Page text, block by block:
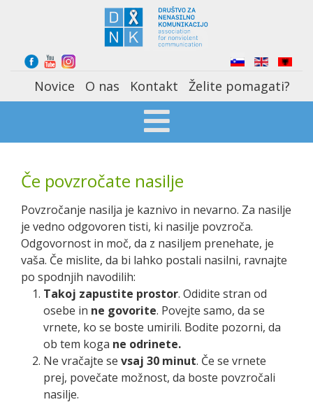
Select your language
Novice O nas Kontakt Želite pomagati?
Če povzročate nasilje
Povzročanje nasilja je kaznivo in nevarno. Za nasilje
je vedno odgovoren tisti, ki nasilje povzroča.
Odgovornost in moč, da z nasiljem prenehate, je
vaša. Če mislite, da bi lahko postali nasilni, ravnajte
po spodnjih navodilih:
Takoj zapustite prostor. Odidite stran od
osebe in ne govorite. Povejte samo, da se
vrnete, ko se boste umirili. Bodite pozorni, da
ob tem koga ne odrinete.
Ne vračajte se vsaj 30 minut. Če se vrnete
prej, povečate možnost, da boste povzročali
nasilje.